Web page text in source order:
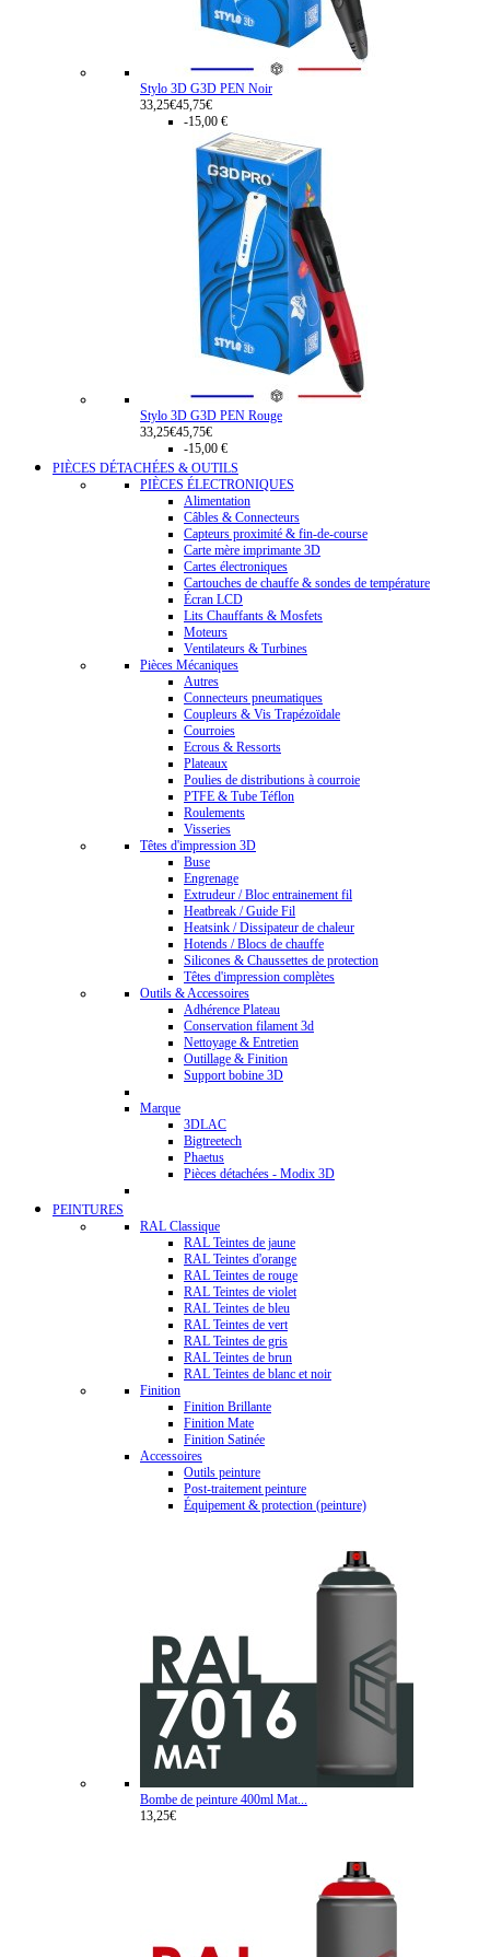
Stylo 3D G3D PEN Noir
33,25€45,75€
-15,00 €
Stylo 3D G3D PEN Rouge
33,25€45,75€
-15,00 €
PIÈCES DÉTACHÉES & OUTILS
PIÈCES ÉLECTRONIQUES
Alimentation
Câbles & Connecteurs
Capteurs proximité & fin-de-course
Carte mère imprimante 3D
Cartes électroniques
Cartouches de chauffe & sondes de température
Écran LCD
Lits Chauffants & Mosfets
Moteurs
Ventilateurs & Turbines
Pièces Mécaniques
Autres
Connecteurs pneumatiques
Coupleurs & Vis Trapézoïdale
Courroies
Ecrous & Ressorts
Plateaux
Poulies de distributions à courroie
PTFE & Tube Téflon
Roulements
Visseries
Têtes d'impression 3D
Buse
Engrenage
Extrudeur / Bloc entrainement fil
Heatbreak / Guide Fil
Heatsink / Dissipateur de chaleur
Hotends / Blocs de chauffe
Silicones & Chaussettes de protection
Têtes d'impression complètes
Outils & Accessoires
Adhérence Plateau
Conservation filament 3d
Nettoyage & Entretien
Outillage & Finition
Support bobine 3D
Marque
3DLAC
Bigtreetech
Phaetus
Pièces détachées - Modix 3D
PEINTURES
RAL Classique
RAL Teintes de jaune
RAL Teintes d'orange
RAL Teintes de rouge
RAL Teintes de violet
RAL Teintes de bleu
RAL Teintes de vert
RAL Teintes de gris
RAL Teintes de brun
RAL Teintes de blanc et noir
Finition
Finition Brillante
Finition Mate
Finition Satinée
Accessoires
Outils peinture
Post-traitement peinture
Équipement & protection (peinture)
Bombe de peinture 400ml Mat...
13,25€